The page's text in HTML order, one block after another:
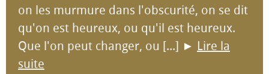
on les murmure dans l'obscurité, on se dit
qu'on est heureux, ou qu'il est heureux.
Que l'on peut changer, ou [...] ► Lire la
suite